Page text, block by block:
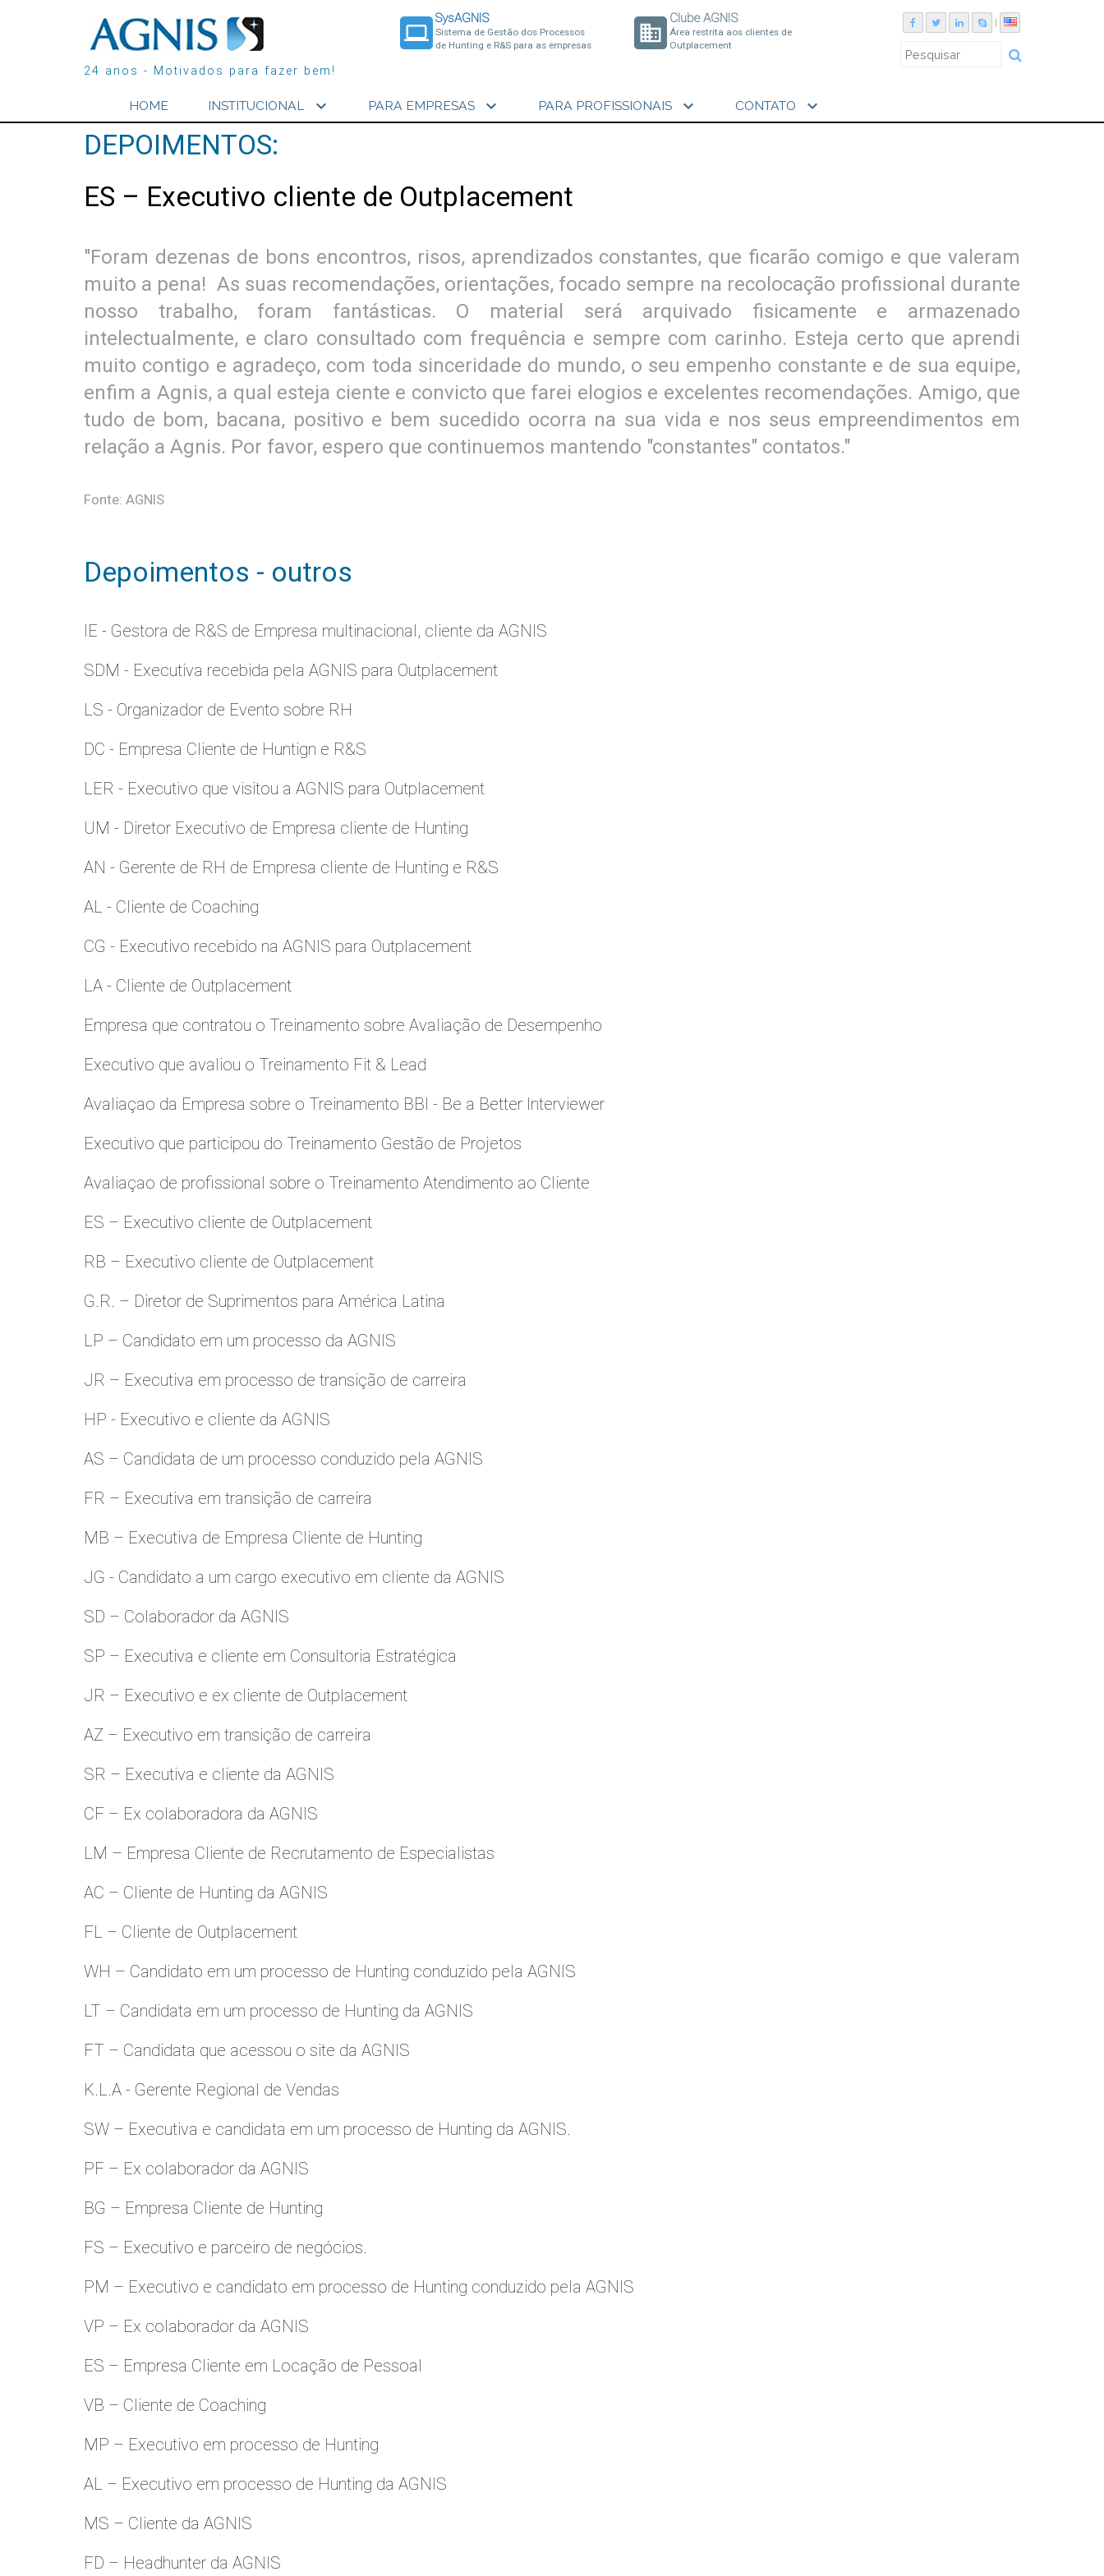
24 anos - Motivados para fazer bem!
laptop
SysAGNIS
Sistema de Gestão dos Processos
de Hunting e R&S para as empresas
business
Clube AGNIS
Área restrita aos clientes de
Outplacement
HOME INSTITUCIONAL expand_more PARA EMPRESAS expand_more PARA PROFISSIONAIS expand_more CONTATO expand_more
DEPOIMENTOS:
ES – Executivo cliente de Outplacement
"Foram dezenas de bons encontros, risos, aprendizados constantes, que ficarão comigo e que valeram
muito a pena! As suas recomendações, orientações, focado sempre na recolocação profissional durante
nosso trabalho, foram fantásticas. O material será arquivado fisicamente e armazenado
intelectualmente, e claro consultado com frequência e sempre com carinho. Esteja certo que aprendi
muito contigo e agradeço, com toda sinceridade do mundo, o seu empenho constante e de sua equipe,
enfim a Agnis, a qual esteja ciente e convicto que farei elogios e excelentes recomendações. Amigo, que
tudo de bom, bacana, positivo e bem sucedido ocorra na sua vida e nos seus empreendimentos em
relação a Agnis. Por favor, espero que continuemos mantendo "constantes" contatos."
Fonte: AGNIS
Depoimentos - outros
IE - Gestora de R&S de Empresa multinacional, cliente da AGNIS
SDM - Executiva recebida pela AGNIS para Outplacement
LS - Organizador de Evento sobre RH
DC - Empresa Cliente de Huntign e R&S
LER - Executivo que visitou a AGNIS para Outplacement
UM - Diretor Executivo de Empresa cliente de Hunting
AN - Gerente de RH de Empresa cliente de Hunting e R&S
AL - Cliente de Coaching
CG - Executivo recebido na AGNIS para Outplacement
LA - Cliente de Outplacement
Empresa que contratou o Treinamento sobre Avaliação de Desempenho
Executivo que avaliou o Treinamento Fit & Lead
Avaliaçao da Empresa sobre o Treinamento BBI - Be a Better Interviewer
Executivo que participou do Treinamento Gestão de Projetos
Avaliaçao de profissional sobre o Treinamento Atendimento ao Cliente
ES – Executivo cliente de Outplacement
RB – Executivo cliente de Outplacement
G.R. – Diretor de Suprimentos para América Latina
LP – Candidato em um processo da AGNIS
JR – Executiva em processo de transição de carreira
HP - Executivo e cliente da AGNIS
AS – Candidata de um processo conduzido pela AGNIS
FR – Executiva em transição de carreira
MB – Executiva de Empresa Cliente de Hunting
JG - Candidato a um cargo executivo em cliente da AGNIS
SD – Colaborador da AGNIS
SP – Executiva e cliente em Consultoria Estratégica
JR – Executivo e ex cliente de Outplacement
AZ – Executivo em transição de carreira
SR – Executiva e cliente da AGNIS
CF – Ex colaboradora da AGNIS
LM – Empresa Cliente de Recrutamento de Especialistas
AC – Cliente de Hunting da AGNIS
FL – Cliente de Outplacement
WH – Candidato em um processo de Hunting conduzido pela AGNIS
LT – Candidata em um processo de Hunting da AGNIS
FT – Candidata que acessou o site da AGNIS
K.L.A - Gerente Regional de Vendas
SW – Executiva e candidata em um processo de Hunting da AGNIS.
PF – Ex colaborador da AGNIS
BG – Empresa Cliente de Hunting
FS – Executivo e parceiro de negócios.
PM – Executivo e candidato em processo de Hunting conduzido pela AGNIS
VP – Ex colaborador da AGNIS
ES – Empresa Cliente em Locação de Pessoal
VB – Cliente de Coaching
MP – Executivo em processo de Hunting
AL – Executivo em processo de Hunting da AGNIS
MS – Cliente da AGNIS
FD – Headhunter da AGNIS